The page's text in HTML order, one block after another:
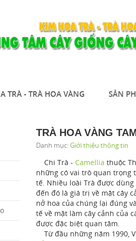
TRÀ - TRÀ HOA VÀNG SẢN
TRÀ HOA VÀNG
Danh mục:Giới thiệu thông tin
Chi Trà - Camellia thuộc
những có vai trò quan trọng
tế. Nhiều loài Trà được
đến đó là giá trị về mặt cây
nở hoa của chúng lại đúng
tế về mặt làm cây cảnh của
được đặc biệt quan tâm.
Từ đầu những năm 1990,